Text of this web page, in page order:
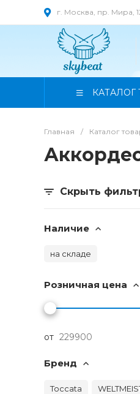
г. Москва, пр. Мира,
КАТАЛОГ
Главная / Каталог
Скрыть
Розничная цена
от
Наличие
на складе
Бренд
Toccata